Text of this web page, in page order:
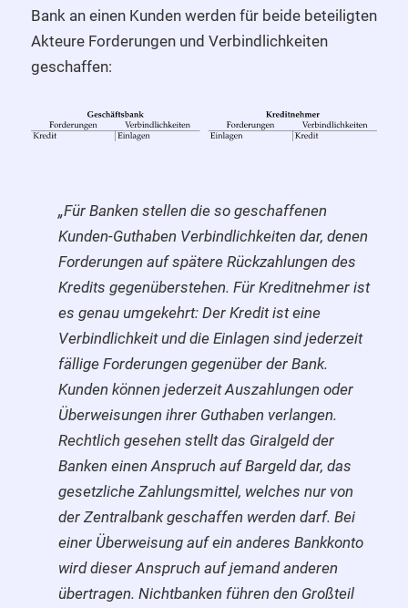
Bank an einen Kunden werden für beide beteiligten
Akteure Forderungen und Verbindlichkeiten
geschaffen:
„Für Banken stellen die so geschaffenen
Kunden-Guthaben Verbindlichkeiten dar, denen
Forderungen auf spätere Rückzahlungen des
Kredits gegenüberstehen. Für Kreditnehmer ist
es genau umgekehrt: Der Kredit ist eine
Verbindlichkeit und die Einlagen sind jederzeit
fällige Forderungen gegenüber der Bank.
Kunden können jederzeit Auszahlungen oder
Überweisungen ihrer Guthaben verlangen.
Rechtlich gesehen stellt das Giralgeld der
Banken einen Anspruch auf Bargeld dar, das
gesetzliche Zahlungsmittel, welches nur von
der Zentralbank geschaffen werden darf. Bei
einer Überweisung auf ein anderes Bankkonto
wird dieser Anspruch auf jemand anderen
übertragen. Nichtbanken führen den Großteil